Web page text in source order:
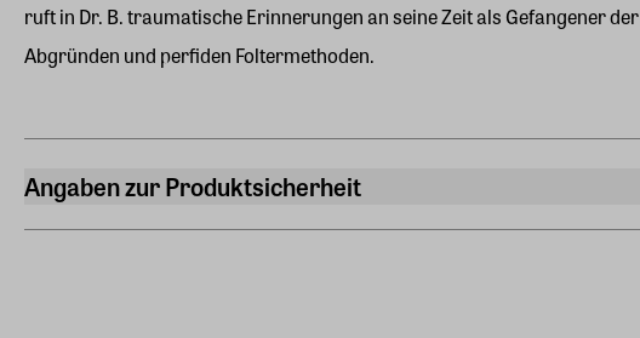
ruft in Dr. B. traumatische Erinnerungen an seine Zeit als Gefangener
Abgründen und perfiden Foltermethoden.
Angaben zur Produktsicherheit